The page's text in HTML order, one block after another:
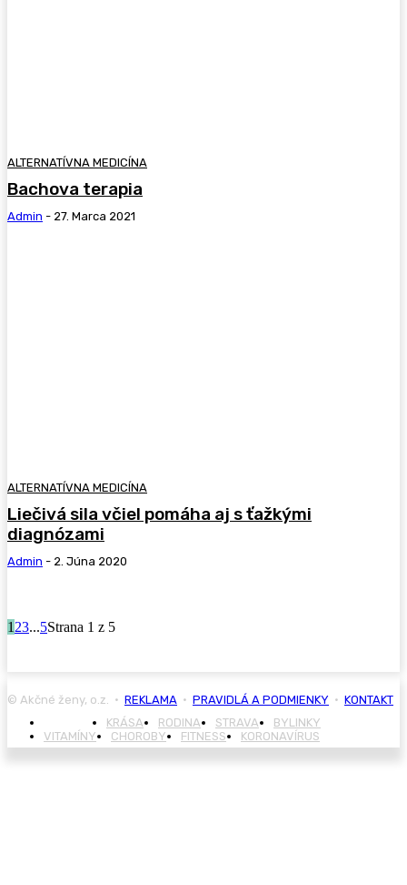
ALTERNATÍVNA MEDICÍNA
Bachova terapia
Admin - 27. Marca 2021
ALTERNATÍVNA MEDICÍNA
Liečivá sila včiel pomáha aj s ťažkými
diagnózami
Admin - 2. Júna 2020
1 23...5Strana 1 z 5
© Akčné ženy, o.z. • REKLAMA • PRAVIDLÁ A PODMIENKY • KONTAKT
KRÁSA RODINA STRAVA
BYLINKY
VITAMÍNY
CHOROBY FITNESS KORONAVÍRUS